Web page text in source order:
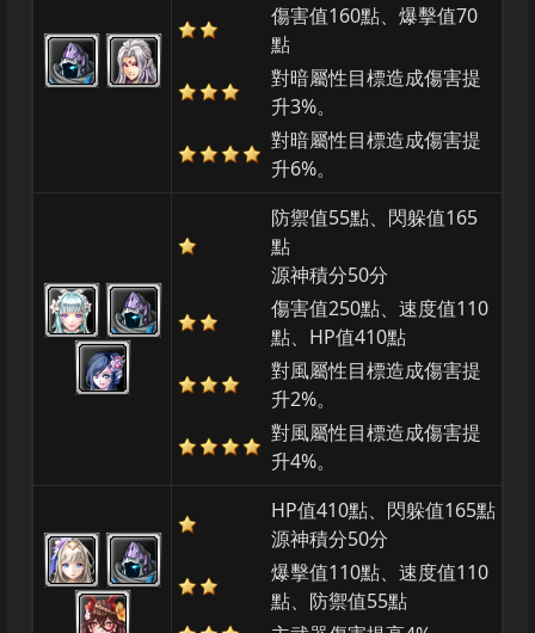
傷害值160點、爆擊值70
點
對暗屬性目標造成傷害提
升3%。
對暗屬性目標造成傷害提
升6%。
防禦值55點、閃躲值165
點
源神積分50分
傷害值250點、速度值110
點、HP值410點
對風屬性目標造成傷害提
升2%。
對風屬性目標造成傷害提
升4%。
HP值410點、閃躲值165點
源神積分50分
爆擊值110點、速度值110
點、防禦值55點